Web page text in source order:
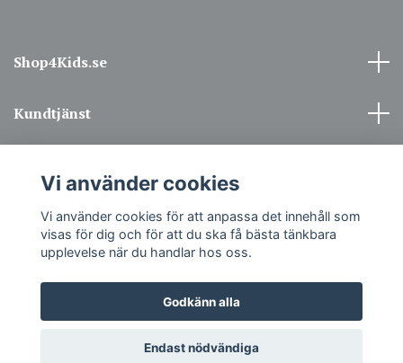
Shop4Kids.se
Kundtjänst
Sociala medier
© 2026 Shop4Kids.se - Din barnbutik på nätet.
Vi använder cookies
Vi använder cookies för att anpassa det innehåll som
visas för dig och för att du ska få bästa tänkbara
upplevelse när du handlar hos oss.
Godkänn alla
Endast nödvändiga